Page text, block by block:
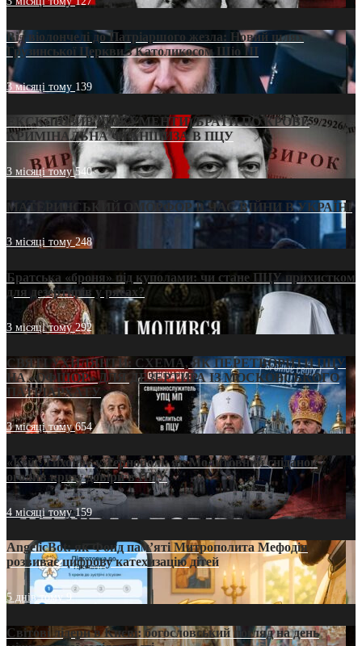
Від віолончелі до Патріаршого жезла: Новий шлях
Грузинської Церкви з Католикосом Шіо III
3 місяці тому 139
ЕКСКЛЮЗИВ (ДОКУМЕНТИ)/БРАТИ ПО КРОВІ:
КРИМІНАЛЬНА ФРАНШИЗА В ПЦУ
3 місяці тому540
МАТЕРИНСЬКИЙ ОМОРФОР В ЧАС ВІЙНИ В УКРАЇНІ
3 місяці тому248
Братська «броня» під куполами: чи стане ПЦУ прихистком
для дезертирів у рясах?
3 місяці тому292
СВЯТІ УХИЛЯНТИ: СХЕМА, ЯК ПЕРЕТВОРИТИ ПЦУ
НА «ОФШОР» ДЛЯ ДЕЗЕРТИРА ІЗ МОСКОВСЬКОГО
ПАТРІАРХАТУ
3 місяці тому654
«Кейс Тихона» у Тернополі: як Молитовний сніданок
оголив кризу довіри в ПЦУ
4 місяці тому159
AngelicBot: як Фонд пам’яті Митрополита Мефодія
розвиває цифрову катехизацію дітей
5 днів тому9
Світові лідери в Києві: богословський погляд на день